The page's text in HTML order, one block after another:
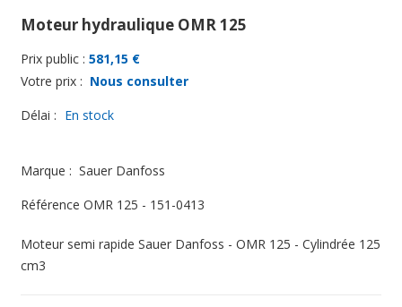
Moteur hydraulique OMR 125
Prix public : 581,15 €
Votre prix : Nous consulter
Délai : En stock
Marque : Sauer Danfoss
Référence OMR 125 - 151-0413
Moteur semi rapide Sauer Danfoss - OMR 125 - Cylindrée 125
cm3